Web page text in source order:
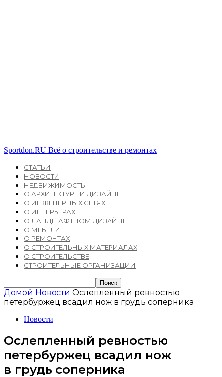
Sportdon.RU Всё о строительстве и ремонтах
СТАТЬИ
НОВОСТИ
НЕДВИЖИМОСТЬ
О АРХИТЕКТУРЕ И ДИЗАЙНЕ
О ИНЖЕНЕРНЫХ СЕТЯХ
О ИНТЕРЬЕРАХ
О ЛАНДШАФТНОМ ДИЗАЙНЕ
О МЕБЕЛИ
О РЕМОНТАХ
О СТРОИТЕЛЬНЫХ МАТЕРИАЛАХ
О СТРОИТЕЛЬСТВЕ
СТРОИТЕЛЬНЫЕ ОРГАНИЗАЦИИ
Домой Новости Ослепленный ревностью
петербуржец всадил нож в грудь соперника
Новости
Ослепленный ревностью
петербуржец всадил нож
в грудь соперника